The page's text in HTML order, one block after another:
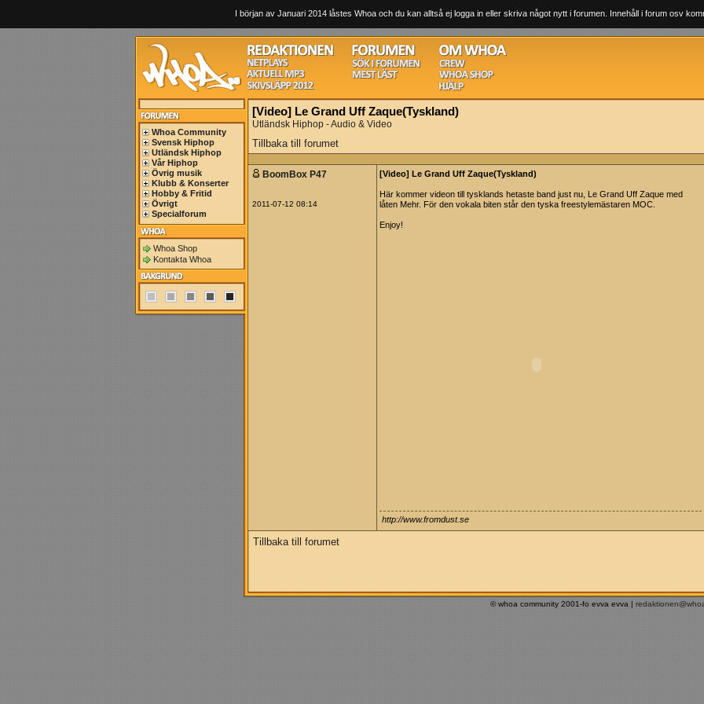
I början av Januari 2014 låstes Whoa och du kan alltså ej logga in eller skriva något nytt i forumen. Innehåll i forum osv
Whoa Community
Svensk Hiphop
Utländsk Hiphop
Vår Hiphop
Övrig musik
Klubb & Konserter
Hobby & Fritid
Övrigt
Specialforum
Whoa Shop
Kontakta Whoa
[Video] Le Grand Uff Zaque(Tyskland)
Utländsk Hiphop - Audio & Video
Tillbaka till forumet
BoomBox P47
2011-07-12 08:14
[Video] Le Grand Uff Zaque(Tyskland)
Här kommer videon till tysklands hetaste band just nu, Le Grand Uff Zaque med
låten Mehr. För den vokala biten står den tyska freestylemästaren MOC.
Enjoy!
http://www.fromdust.se
Tillbaka till forumet
© whoa community 2001-fo evva evva |